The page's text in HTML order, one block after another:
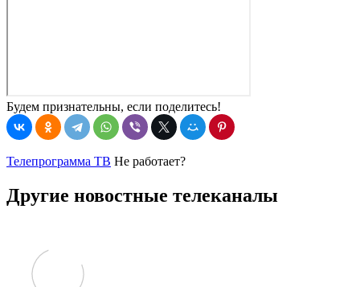
Будем признательны, если поделитесь!
Телепрограмма ТВ Не работает?
Другие новостные телеканалы